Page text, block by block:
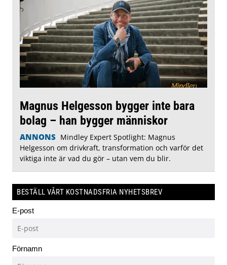
Magnus Helgesson bygger inte bara
bolag – han bygger människor
ANNONS Mindley Expert Spotlight: Magnus
Helgesson om drivkraft, transformation och varför det
viktiga inte är vad du gör – utan vem du blir.
BESTÄLL VÅRT KOSTNADSFRIA NYHETSBREV
E-post
Förnamn